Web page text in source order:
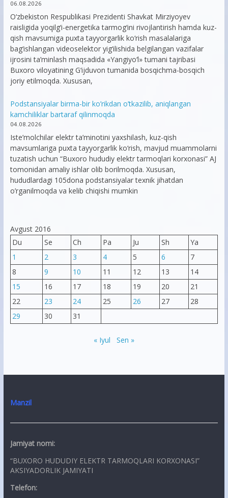
06.08.2026
O‘zbekiston Respublikasi Prezidenti Shavkat Mirziyoyev
raisligida yoqilg‘i-energetika tarmog‘ini rivojlantirish hamda kuz-
qish mavsumiga puxta tayyorgarlik ko‘rish masalalariga
bag‘ishlangan videoselektor yig‘ilishida belgilangan vazifalar
ijrosini ta’minlash maqsadida «Yangiyo‘l» tumani tajribasi
Buxoro viloyatining G‘ijduvon tumanida bosqichma-bosqich
joriy etilmoqda. Xususan,
Podstansiyalar birma-bir ko’rikdan o’tkazilib, aniqlangan
kamchiliklar bartaraf qilinmoqda
04.08.2026
Iste’molchilar elektr ta’minotini yaxshilash, kuz-qish
mavsumlariga puxta tayyorgarlik ko‘rish, mavjud muammolarni
tuzatish uchun “Buxoro hududiy elektr tarmoqlari korxonasi” AJ
tomonidan amaliy ishlar olib borilmoqda. Xususan,
hududlardagi 105dona podstansiyalar texnik jihatdan
o’rganilmoqda va kelib chiqishi mumkin
Avgust 2016
Du
Se Ch Pa Ju Sh
Ya
1
2 3 4 5 6
7
8
9 10 11 12 13
14
15
16 17 18 19 20
21
22
23 24 25 26 27
28
29
30 31
« Iyul Sen »
Manzil
Jamiyat nomi:
“BUXORO HUDUDIY ELEKTR TARMOQLARI KORXONASI”
AKSIYADORLIK JAMIYATI
Telefon: